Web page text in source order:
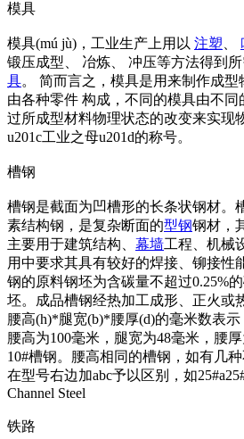
模具
模具(mú jù)，工业生产上用以 注塑
锻压成型、 冶炼、 冲压等方法得到
具。 简而言之，模具是用来制作成
由各种零件 构成，不同的模具由不同
过所成型材料物理状态的改变来实现
u201c工业之母u201d的称号。
槽钢
槽钢是截面为凹槽形的长条状钢材。
素结构钢，是复杂断面的型钢钢材，
主要用于建筑结构、 幕墙工程、机械
用中要求其具有较好的焊接、铆接性
钢的原料钢坯为含碳量不超过0.25%
坯。成品槽钢经热加工成形、正火或
腰高(h)*腿宽(b)*腰厚(d)的毫米数表
腰高为100毫米，腿宽为48毫米，腰
10#槽钢。腰高相同的槽钢，如有几
在型号右边加abc予以区别，如
Channel Steel
铁路